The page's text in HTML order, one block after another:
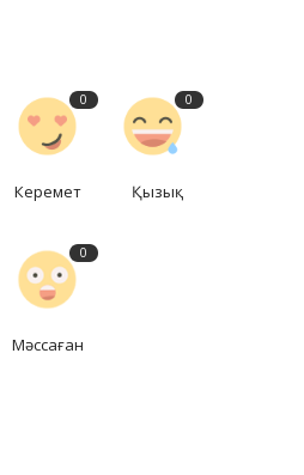
0
Керемет
0
Қызық
0
Мәссаған